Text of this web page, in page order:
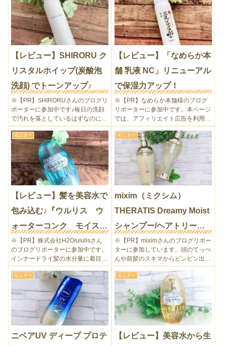
【レビュー】SHIRORU ク
リスタルホイップ(炭酸泡
洗顔) でトーンアップ♪
※【PR】SHIRORUさんのブログリ
ポーターに参加中です♪毎日の洗顔
で汚れを落としているはずなのに、
毛穴汚れやくすみが気になりません
か？『ノーファンデでも綺麗な肌に
なる』を目指しているSHIRORUの
クリスタルホイップ...
【レビュー】「なめらか本
舗 乳液 NC」リニューアル
で保湿力アップ！
※【PR】なめらか本舗様のブログ
リポーターに参加中です。本ページ
では、アフィリエイト広告を利用し
ています。「豆乳イソフラボン」と
いえば「なめらか本舗」といっても
いいくらい、プチプラスキンケアで
人気のなめらか本舗の保湿ライ...
モニター
【レビュー】髪を美容水で
包み込む♪『ウルリス ウ
ォーターコンク モイスト
ヘアオイル』
※【PR】株式会社H2O/ululisさん
のブログリポーターに参加中です。
インナードライ髪の水分量に着目
し、髪を美容水で包み込み、芯まで
うるおいで満たすことが特徴の
ululis（ウルリス）。口コミサイト
でベストコスメ４冠...
モニター
mixim（ミクシム）
THERATIS Dreamy Moist
シャンプー/ヘアトリート
メント【レビュー】
※【PR】miximさんのブログリポー
ターに参加しています。頭のてっぺ
んや前髪のスキマからピンピン出て
くるアホ毛。きれいにセットして
も、アホ毛がピンピン目立つとがっ
かりしてしまいますよね…。私もア
ホ毛が気になっていたので...
モニター
ニベアUV ディープ プロテ
モニター
【レビュー】美容水から生